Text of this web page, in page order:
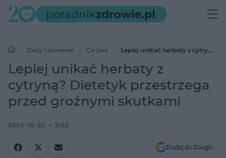
Diety i żywienie Co jesz
Lepiej unikać herbaty z cytryną?
Dietetyk przestrzega przed groźnymi skutkami
Lepiej unikać herbaty z
cytryną? Dietetyk przestrzega
przed groźnymi skutkami
2024-10-20 9:52
Dodaj do Google